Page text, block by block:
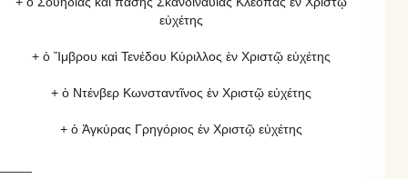
εὐχέτης
+ ὁ Ἴμβρου καὶ Τενέδου Κύριλλος ἐν Χριστῷ εὐχέτης
+ ὁ Ντένβερ Κωνσταντῖνος ἐν Χριστῷ εὐχέτης
+ ὁ Ἀγκύρας Γρηγόριος ἐν Χριστῷ εὐχέτης